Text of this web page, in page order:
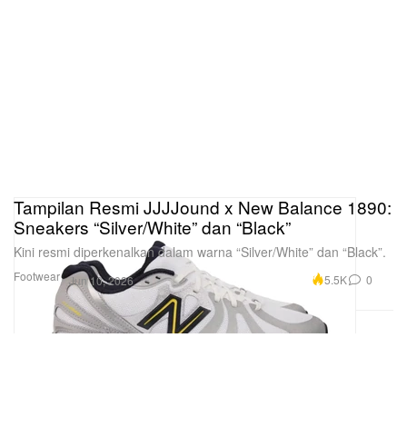
Footwear
Tampilan Resmi JJJJound x New Balance 1890:
Sneakers “Silver/White” dan “Black”
Kini resmi diperkenalkan dalam warna “Silver/White” dan “Black”.
Jun 10, 2026 5.5K 0